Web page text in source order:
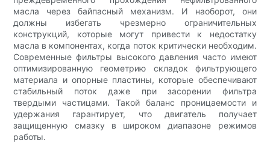
масла через байпасный механизм. И наоборот, они
должны избегать чрезмерно ограничительных
конструкций, которые могут привести к недостатку
масла в компонентах, когда поток критически необходим.
Современные фильтры высокого давления часто имеют
оптимизированную геометрию складок фильтрующего
материала и опорные пластины, которые обеспечивают
стабильный поток даже при засорении фильтра
твердыми частицами. Такой баланс проницаемости и
удержания гарантирует, что двигатель получает
защищенную смазку в широком диапазоне режимов
работы.